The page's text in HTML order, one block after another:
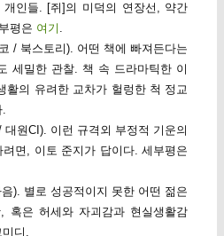
인들. [쥐]의 미덕의 연장선, 약간
평은 여기 .
/ 북스토리). 어떤 책에 빠져든다는
세밀한 관찰. 책 속 드라마틱한 이
활의 유려한 교차가 헐렁한 척 정교
.
대원CI). 이런 규격외 부정적 기운의
면, 이토 준지가 답이다. 세부평은
). 별로 성공적이지 못한 어떤 젊은
혹은 허세와 자괴감과 현실생활감
디.